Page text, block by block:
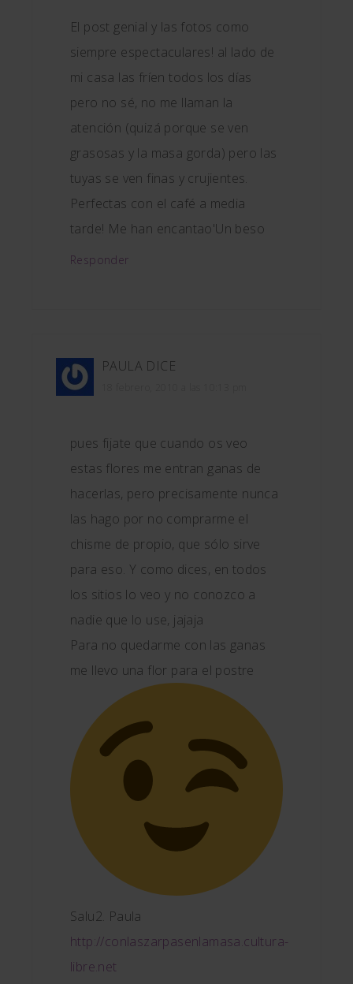
El post genial y las fotos como
siempre espectaculares! al lado de
mi casa las fríen todos los días
pero no sé, no me llaman la
atención (quizá porque se ven
grasosas y la masa gorda) pero las
tuyas se ven finas y crujientes.
Perfectas con el café a media
tarde! Me han encantao'Un beso
Responder
PAULA DICE
pues fijate que cuando os veo
estas flores me entran ganas de
hacerlas, pero precisamente nunca
las hago por no comprarme el
chisme de propio, que sólo sirve
para eso. Y como dices, en todos
los sitios lo veo y no conozco a
nadie que lo use, jajaja
Para no quedarme con las ganas
me llevo una flor para el postre
Salu2. Paula
http://conlaszarpasenlamasa.cultura-
libre.net